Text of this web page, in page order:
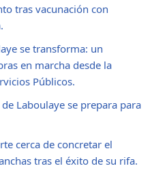
tras vacunación con
se transforma: un
en marcha desde la
Públicos.
Laboulaye se prepara para
cerca de concretar el
tras el éxito de su rifa.